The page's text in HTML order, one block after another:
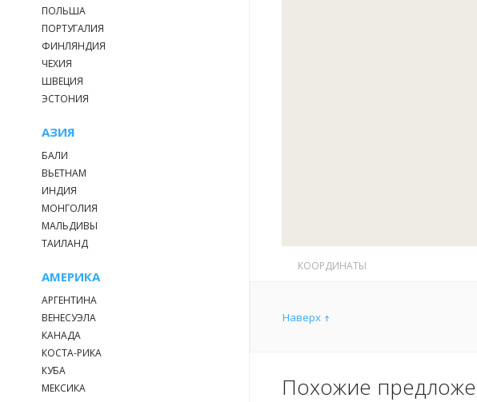
ПОЛЬША
ПОРТУГАЛИЯ
ФИНЛЯНДИЯ
ЧЕХИЯ
ШВЕЦИЯ
ЭСТОНИЯ
АЗИЯ
БАЛИ
ВЬЕТНАМ
ИНДИЯ
МОНГОЛИЯ
МАЛЬДИВЫ
ТАИЛАНД
АМЕРИКА
АРГЕНТИНА
ВЕНЕСУЭЛА
КАНАДА
КОСТА-РИКА
КУБА
МЕКСИКА
КООРДИНАТЫ
Наверх
Похожие